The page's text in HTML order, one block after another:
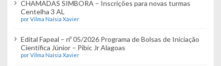
CHAMADAS SIMBORA – Inscrições para novas turmas
Centelha 3 AL
por Vilma Naísia Xavier
Edital Fapeal – nº 05/2026 Programa de Bolsas de Iniciação
Científica Júnior – Pibic Jr Alagoas
por Vilma Naísia Xavier